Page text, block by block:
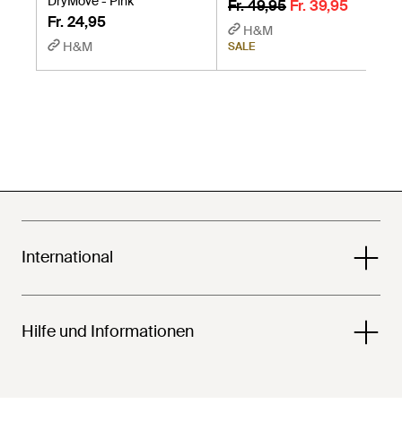
Fr. 24,95
H&M
Fr. 49,95 Fr. 39,95
H&M
SALE
International
Hilfe und Informationen